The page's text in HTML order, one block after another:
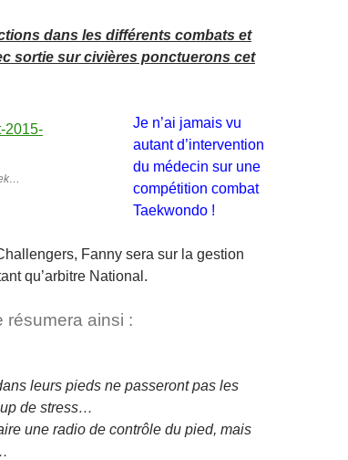
dans les différents combats et
sortie sur civières ponctuerons cet
Je n’ai jamais vu
autant d’intervention
du médecin sur une
compétition combat
Taekwondo !
Fanny sera sur la gestion
qu’arbitre National.
résumera ainsi :
leurs pieds ne passeront pas les
de stress…
une radio de contrôle du pied, mais